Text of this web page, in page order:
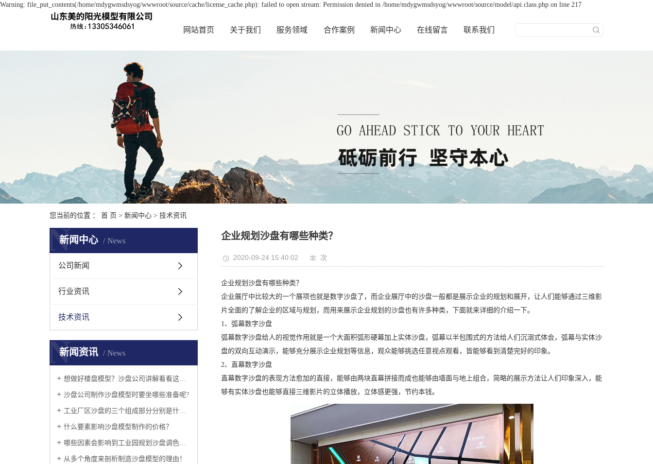
Warning: file_put_contents(/home/mdygwmsdsyog/wwwroot/source/cache/license_cache.php): failed to open stream: Permission denied in /home/mdygwmsdsyog/wwwroot/source/model/api.class.php on line 217
网站首页 关于我们 服务领域 合作案例 新闻中心 在线留言 联系我们
您当前的位置 ： 首 页 > 新闻中心 > 技术资讯
新闻中心 News
N
公司新闻
行业资讯
技术资讯
新闻资讯 News
N
想做好楼盘模型？沙盘公司讲解看看这几个准则吧
沙盘公司制作沙盘模型时要坐哪些准备呢?
工业厂区沙盘的三个组成部分分别是什么呢？
什么要素影响沙盘模型制作的价格？
哪些因素会影响到工业园规划沙盘调色的问题呢?
从多个角度来剖析制造沙盘模型的理由！
企业规划沙盘有哪些种类？
2020-09-24 15:40:02 次
企业规划沙盘有哪些种类？
企业展厅中比较大的一个展项也就是数字沙盘了，而企业展厅中的沙盘一般都是展示企业的规划和展开，让人们能够通过三维影
片全面的了解企业的区域与规划，而用来展示企业规划的沙盘也有许多种类，下面就来详细的介绍一下。
1、弧幕数字沙盘
弧幕数字沙盘给人的视觉作用就是一个大面积弧形硬幕加上实体沙盘，弧幕以半包围式的方法给人们沉溺式体会，弧幕与实体沙
盘的双向互动演示，能够充分展示企业规划等信息，观众能够挑选任意视点观看，皆能够看到清楚完好的印象。
2、直幕数字沙盘
直幕数字沙盘的表现方法愈加的直接，能够由两块直幕拼接而成也能够由墙面与地上组合，简略的展示方法让人们印象深入，能
够有实体沙盘也能够直接三维影片的立体播放，立体感更强，节约本钱。